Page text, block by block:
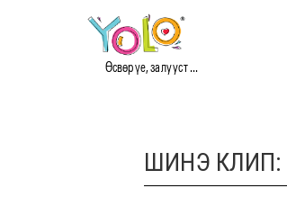
Өсвөр үе, залууст ...
ШИНЭ КЛИП: